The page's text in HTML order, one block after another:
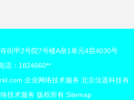
街甲2号院7号楼A座1单元4层4030号
话：1824660**
企业网络技术服务 北京佳遥科技有
技术服务 版权所有 Sitemap